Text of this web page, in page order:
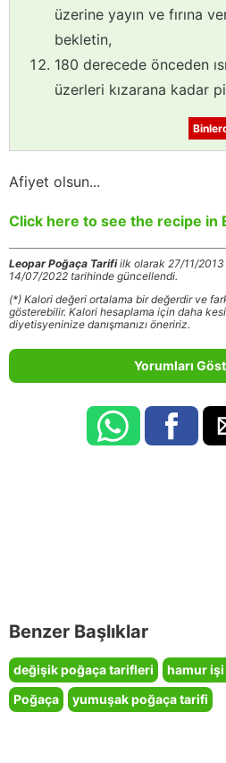
üzerine yayın ve fırına
bekletin,
180 derecede önceden
üzerleri kızarana kadar
Afiyet olsun...
Click here to see the recipe in
Leopar Poğaça Tarifiilk olarak 27/11/2013
14/07/2022 tarihinde güncellendi.
(*) Kalori değeri ortalama bir değerdir ve
gösterebilir. Kalori hesaplama için daha
diyetisyeninize danışmanızı öneririz.
Yorumları
Benzer Başlıklar
değişik poğaça tarifleri hamur
Poğaça
yumuşak poğaça tarifi